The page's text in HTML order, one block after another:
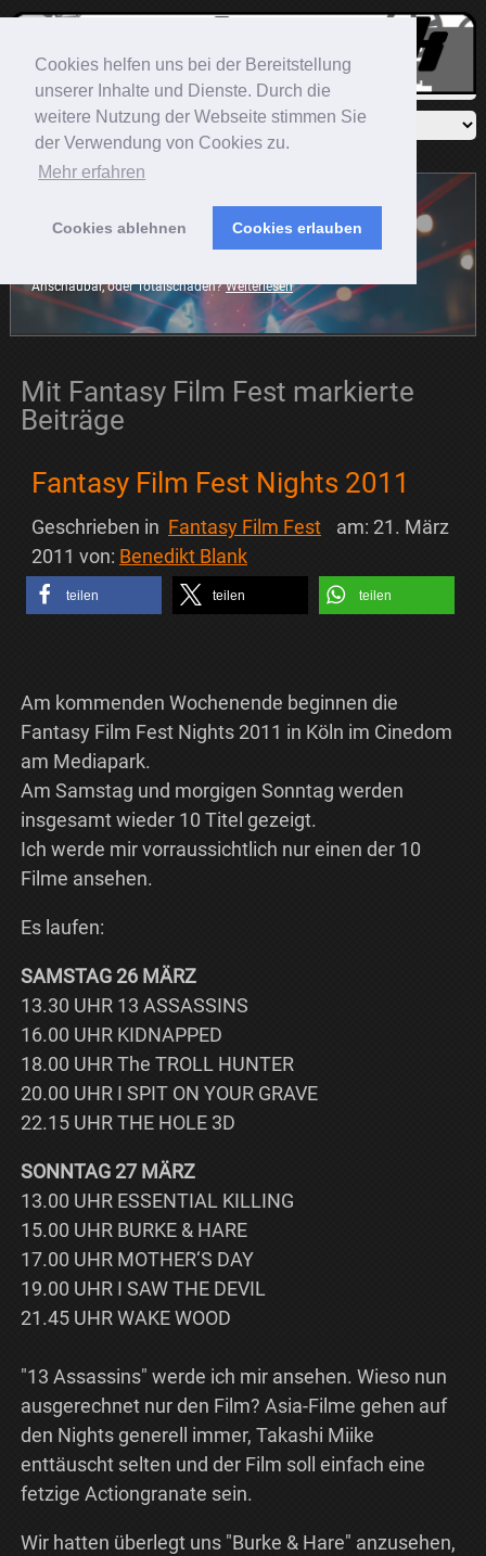
Cookies helfen uns bei der Bereitstellung
unserer Inhalte und Dienste. Durch die
weitere Nutzung der Webseite stimmen Sie
der Verwendung von Cookies zu.
Mehr erfahren
Cookies ablehnen Cookies erlauben
Anschaubar, oder Totalschaden?Weiterlesen
Mit Fantasy Film Fest markierte
Beiträge
Fantasy Film Fest Nights 2011
Geschrieben in Fantasy Film Fest am: 21. März
2011 von: Benedikt Blank
teilen teilen teilen
Am kommenden Wochenende beginnen die
Fantasy Film Fest Nights 2011 in Köln im Cinedom
am Mediapark.
Am Samstag und morgigen Sonntag werden
insgesamt wieder 10 Titel gezeigt.
Ich werde mir vorraussichtlich nur einen der 10
Filme ansehen.
Es laufen:
SAMSTAG 26 MÄRZ
13.30 UHR 13 ASSASSINS
16.00 UHR KIDNAPPED
18.00 UHR The TROLL HUNTER
20.00 UHR I SPIT ON YOUR GRAVE
22.15 UHR THE HOLE 3D
SONNTAG 27 MÄRZ
13.00 UHR ESSENTIAL KILLING
15.00 UHR BURKE & HARE
17.00 UHR MOTHER‘S DAY
19.00 UHR I SAW THE DEVIL
21.45 UHR WAKE WOOD
"13 Assassins" werde ich mir ansehen. Wieso nun
ausgerechnet nur den Film? Asia-Filme gehen auf
den Nights generell immer, Takashi Miike
enttäuscht selten und der Film soll einfach eine
fetzige Actiongranate sein.
Wir hatten überlegt uns "Burke & Hare" anzusehen,